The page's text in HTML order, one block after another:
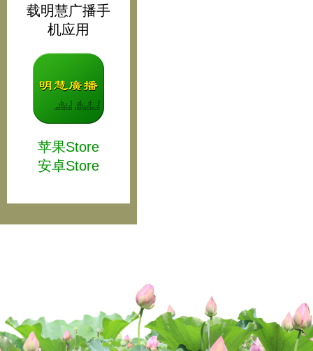
载明慧广播手
机应用
苹果Store
安卓Store